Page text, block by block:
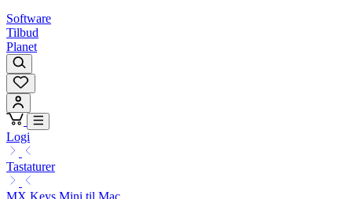
Software
Tilbud
Planet
Logi
Tastaturer